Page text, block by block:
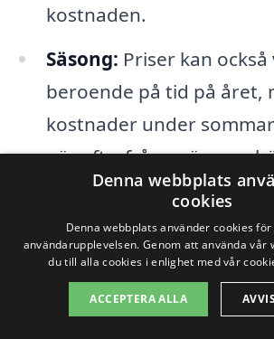
kostnaden.
Säsong: Priser kan
beroende på tid på året,
kostnader under
när efterfrågan är som
För att få en transparent bild
kostnaderna för
Hökerumrekommenderas
begära flera offerter från
Denna webbplats
cookies
Denna webbplats använder cookies
användarupplevelsen. Genom att använda vår
du till alla cookies i enlighet med vår
ACCEPTERA ALLA